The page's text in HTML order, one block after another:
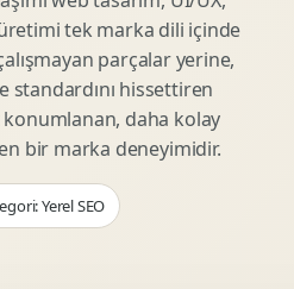
Story Reklam Tasarimi
Statik Reklam Gorseli
Motion Banner Tasarimi
tek marka dili içinde
parçalar yerine,
standardını hissettiren
daha kolay
bir marka deneyimidir.
Yerel SEO